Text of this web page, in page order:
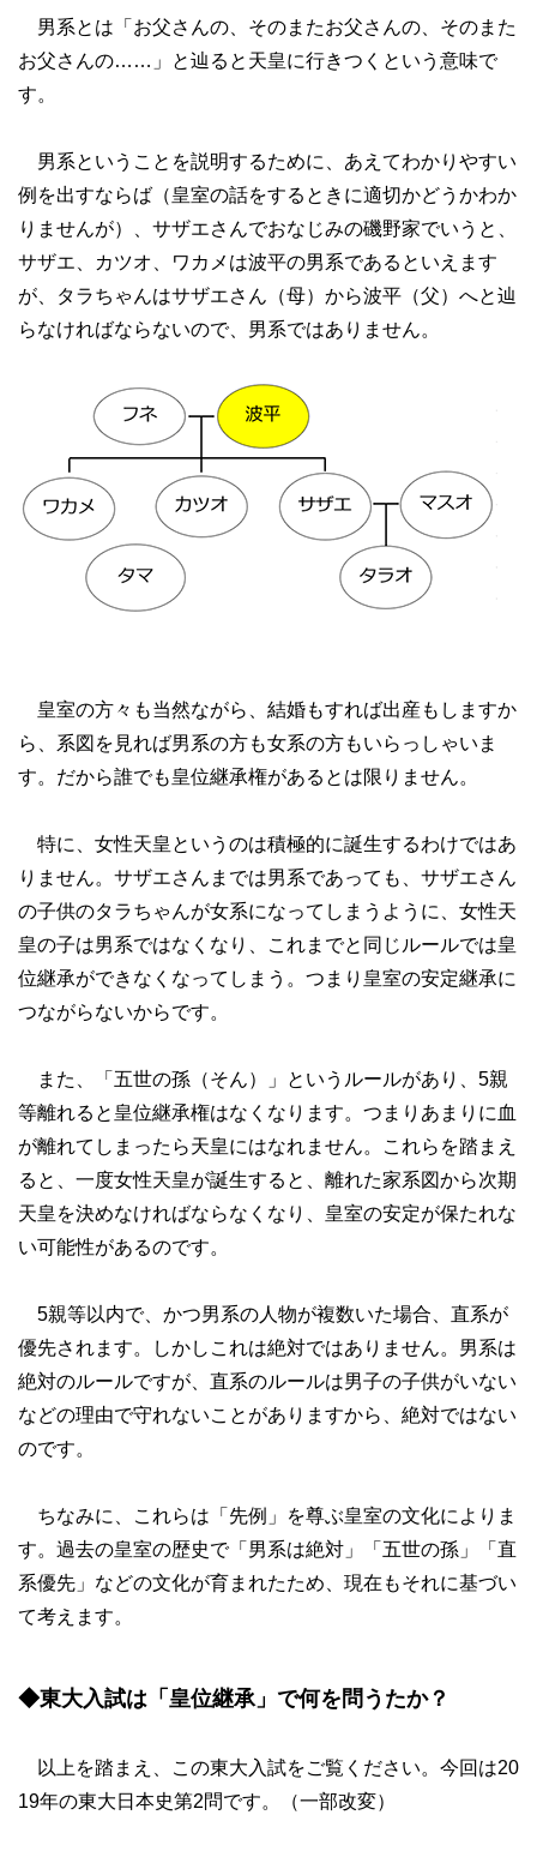
男系とは「お父さんの、そのまたお父さんの、そのまた
お父さんの……」と辿ると天皇に行きつくという意味で
す。
男系ということを説明するために、あえてわかりやすい
例を出すならば（皇室の話をするときに適切かどうかわか
りませんが）、サザエさんでおなじみの磯野家でいうと、
サザエ、カツオ、ワカメは波平の男系であるといえます
が、タラちゃんはサザエさん（母）から波平（父）へと辿
らなければならないので、男系ではありません。
皇室の方々も当然ながら、結婚もすれば出産もしますか
ら、系図を見れば男系の方も女系の方もいらっしゃいま
す。だから誰でも皇位継承権があるとは限りません。
特に、女性天皇というのは積極的に誕生するわけではあ
りません。サザエさんまでは男系であっても、サザエさん
の子供のタラちゃんが女系になってしまうように、女性天
皇の子は男系ではなくなり、これまでと同じルールでは皇
位継承ができなくなってしまう。つまり皇室の安定継承に
つながらないからです。
また、「五世の孫（そん）」というルールがあり、5親
等離れると皇位継承権はなくなります。つまりあまりに血
が離れてしまったら天皇にはなれません。これらを踏まえ
ると、一度女性天皇が誕生すると、離れた家系図から次期
天皇を決めなければならなくなり、皇室の安定が保たれな
い可能性があるのです。
5親等以内で、かつ男系の人物が複数いた場合、直系が
優先されます。しかしこれは絶対ではありません。男系は
絶対のルールですが、直系のルールは男子の子供がいない
などの理由で守れないことがありますから、絶対ではない
のです。
ちなみに、これらは「先例」を尊ぶ皇室の文化によりま
す。過去の皇室の歴史で「男系は絶対」「五世の孫」「直
系優先」などの文化が育まれたため、現在もそれに基づい
て考えます。
◆東大入試は「皇位継承」で何を問うたか？
以上を踏まえ、この東大入試をご覧ください。今回は20
19年の東大日本史第2問です。（一部改変）